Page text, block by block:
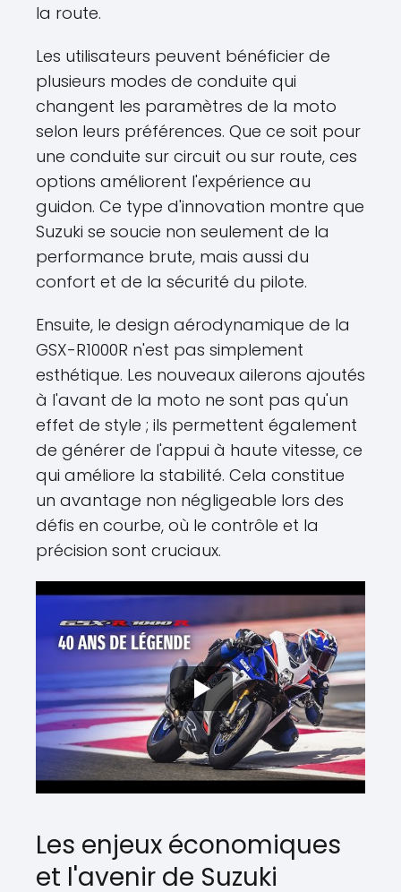
la route.
Les utilisateurs peuvent bénéficier de
plusieurs modes de conduite qui
changent les paramètres de la moto
selon leurs préférences. Que ce soit pour
une conduite sur circuit ou sur route, ces
options améliorent l'expérience au
guidon. Ce type d'innovation montre que
Suzuki se soucie non seulement de la
performance brute, mais aussi du
confort et de la sécurité du pilote.
Ensuite, le design aérodynamique de la
GSX-R1000R n'est pas simplement
esthétique. Les nouveaux ailerons ajoutés
à l'avant de la moto ne sont pas qu'un
effet de style ; ils permettent également
de générer de l'appui à haute vitesse, ce
qui améliore la stabilité. Cela constitue
un avantage non négligeable lors des
défis en courbe, où le contrôle et la
précision sont cruciaux.
Les enjeux économiques
et l'avenir de Suzuki